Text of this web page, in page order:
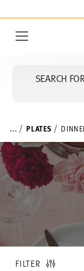
SEARCH
... PLATES
FILTER